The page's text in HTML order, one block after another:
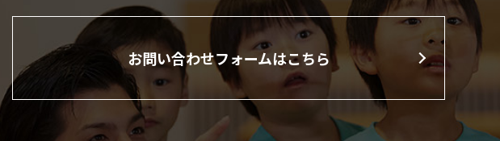
お問い合わせフォームはこちら